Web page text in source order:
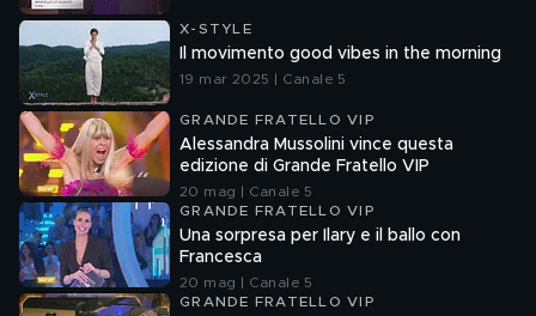
X-STYLE
Il movimento good vibes in the morning
19 mar 2025 | Canale 5
GRANDE FRATELLO VIP
Alessandra Mussolini vince questa
edizione di Grande Fratello VIP
20 mag | Canale 5
GRANDE FRATELLO VIP
Una sorpresa per Ilary e il ballo con
Francesca
20 mag | Canale 5
GRANDE FRATELLO VIP